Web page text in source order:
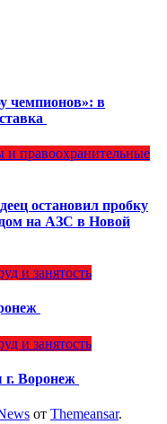
чемпионов»: в
и правоохранительные
остановил пробку
на АЗС в Новой
и занятость
и занятость
г. Воронеж
от Themeansar.